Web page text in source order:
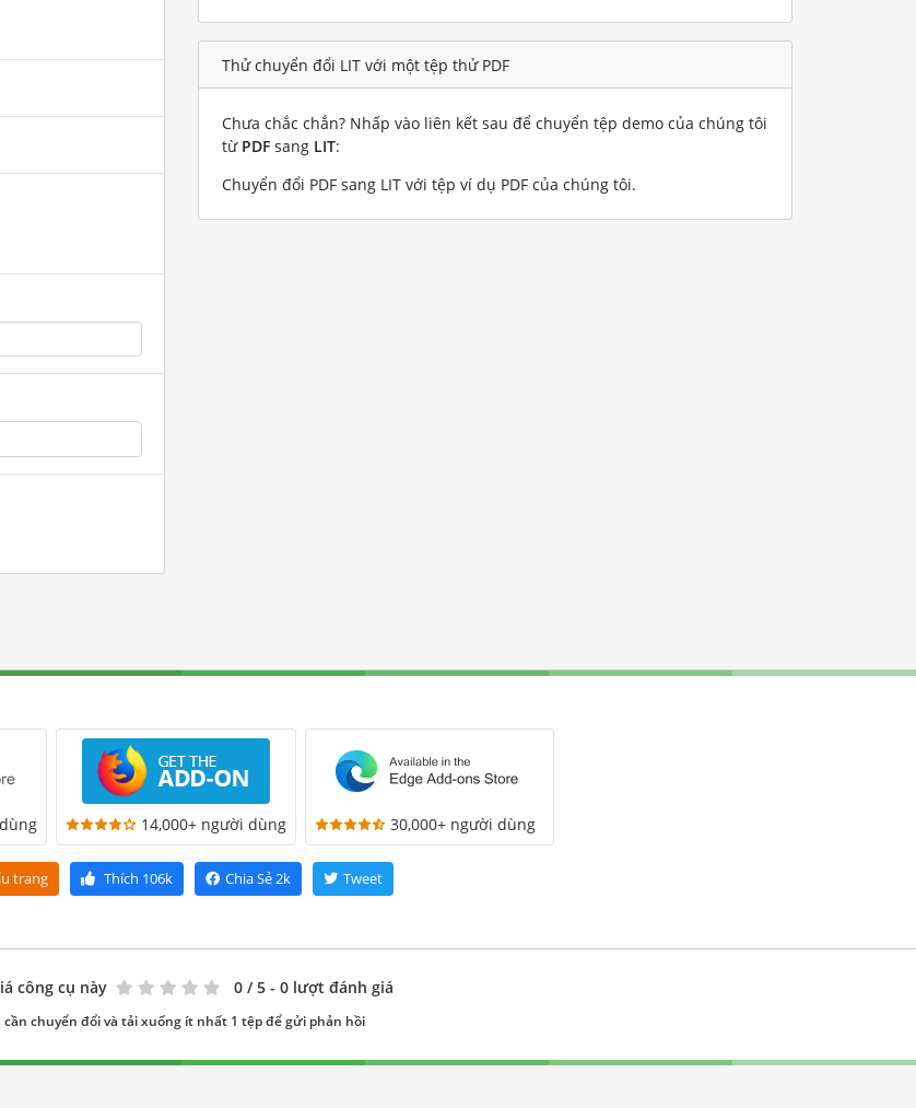
Thử chuyển đổi LIT với một tệp thử PDF
Chưa chắc chắn? Nhấp vào liên kết sau để chuyển tệp demo của chúng tôi
từ PDF sang LIT:
Chuyển đổi PDF sang LIT với tệp ví dụ PDF của chúng tôi.
14,000+ người dùng 30,000+ người dùng
trang Thích 106k Chia Sẻ2k Tweet
công cụ này 0 / 5 - 0 lượt đánh giá
cần chuyển đổi và tải xuống ít nhất 1 tệp để gửi phản hồi